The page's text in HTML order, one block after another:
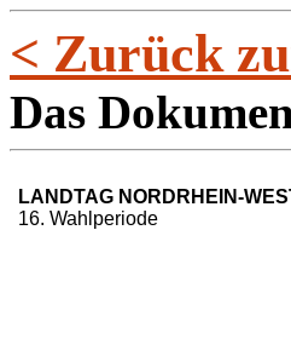
< Zurück
Das
LANDTAG NORDRHEIN-
16. Wahlperiode